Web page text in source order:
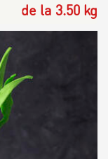
de la 3.50 kg